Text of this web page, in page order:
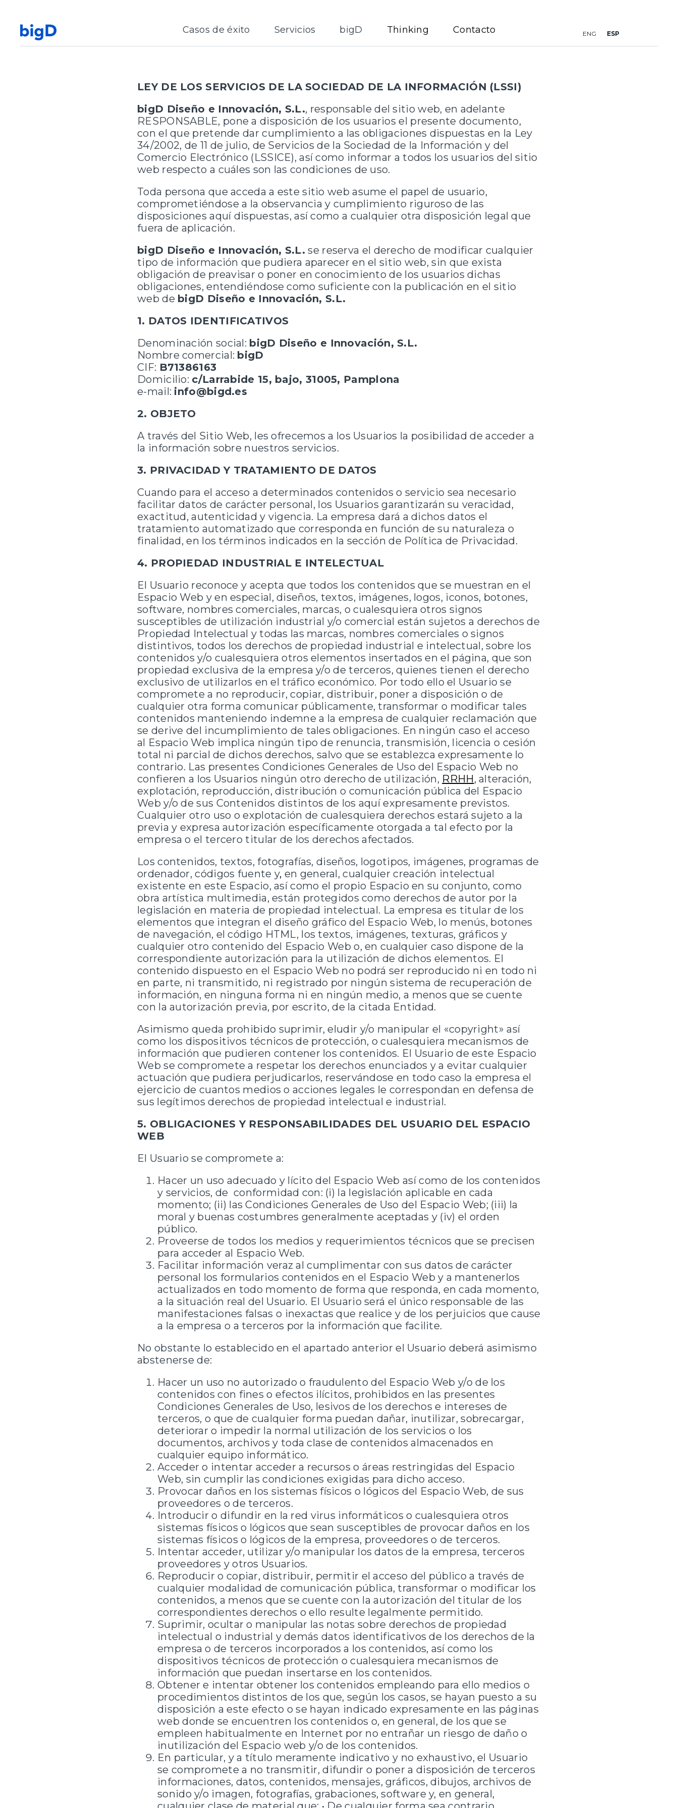
Casos de éxito Servicios bigD Thinking Contacto ENG ESP
LEY DE LOS SERVICIOS DE LA SOCIEDAD DE LA INFORMACIÓN (LSSI)
bigD Diseño e Innovación, S.L., responsable del sitio web, en adelante
RESPONSABLE, pone a disposición de los usuarios el presente documento,
con el que pretende dar cumplimiento a las obligaciones dispuestas en la Ley
34/2002, de 11 de julio, de Servicios de la Sociedad de la Información y del
Comercio Electrónico (LSSICE), así como informar a todos los usuarios del sitio
web respecto a cuáles son las condiciones de uso.
Toda persona que acceda a este sitio web asume el papel de usuario,
comprometiéndose a la observancia y cumplimiento riguroso de las
disposiciones aquí dispuestas, así como a cualquier otra disposición legal que
fuera de aplicación.
bigD Diseño e Innovación, S.L. se reserva el derecho de modificar cualquier
tipo de información que pudiera aparecer en el sitio web, sin que exista
obligación de preavisar o poner en conocimiento de los usuarios dichas
obligaciones, entendiéndose como suficiente con la publicación en el sitio
web de bigD Diseño e Innovación, S.L.
1. DATOS IDENTIFICATIVOS
Denominación social: bigD Diseño e Innovación, S.L.
Nombre comercial: bigD
CIF: B71386163
Domicilio: c/Larrabide 15, bajo, 31005, Pamplona
e-mail: info@bigd.es
2. OBJETO
A través del Sitio Web, les ofrecemos a los Usuarios la posibilidad de acceder a
la información sobre nuestros servicios.
3. PRIVACIDAD Y TRATAMIENTO DE DATOS
Cuando para el acceso a determinados contenidos o servicio sea necesario
facilitar datos de carácter personal, los Usuarios garantizarán su veracidad,
exactitud, autenticidad y vigencia. La empresa dará a dichos datos el
tratamiento automatizado que corresponda en función de su naturaleza o
finalidad, en los términos indicados en la sección de Política de Privacidad.
4. PROPIEDAD INDUSTRIAL E INTELECTUAL
El Usuario reconoce y acepta que todos los contenidos que se muestran en el
Espacio Web y en especial, diseños, textos, imágenes, logos, iconos, botones,
software, nombres comerciales, marcas, o cualesquiera otros signos
susceptibles de utilización industrial y/o comercial están sujetos a derechos de
Propiedad Intelectual y todas las marcas, nombres comerciales o signos
distintivos, todos los derechos de propiedad industrial e intelectual, sobre los
contenidos y/o cualesquiera otros elementos insertados en el página, que son
propiedad exclusiva de la empresa y/o de terceros, quienes tienen el derecho
exclusivo de utilizarlos en el tráfico económico. Por todo ello el Usuario se
compromete a no reproducir, copiar, distribuir, poner a disposición o de
cualquier otra forma comunicar públicamente, transformar o modificar tales
contenidos manteniendo indemne a la empresa de cualquier reclamación que
se derive del incumplimiento de tales obligaciones. En ningún caso el acceso
al Espacio Web implica ningún tipo de renuncia, transmisión, licencia o cesión
total ni parcial de dichos derechos, salvo que se establezca expresamente lo
contrario. Las presentes Condiciones Generales de Uso del Espacio Web no
confieren a los Usuarios ningún otro derecho de utilización, RRHH, alteración,
explotación, reproducción, distribución o comunicación pública del Espacio
Web y/o de sus Contenidos distintos de los aquí expresamente previstos.
Cualquier otro uso o explotación de cualesquiera derechos estará sujeto a la
previa y expresa autorización específicamente otorgada a tal efecto por la
empresa o el tercero titular de los derechos afectados.
Los contenidos, textos, fotografías, diseños, logotipos, imágenes, programas de
ordenador, códigos fuente y, en general, cualquier creación intelectual
existente en este Espacio, así como el propio Espacio en su conjunto, como
obra artística multimedia, están protegidos como derechos de autor por la
legislación en materia de propiedad intelectual. La empresa es titular de los
elementos que integran el diseño gráfico del Espacio Web, lo menús, botones
de navegación, el código HTML, los textos, imágenes, texturas, gráficos y
cualquier otro contenido del Espacio Web o, en cualquier caso dispone de la
correspondiente autorización para la utilización de dichos elementos. El
contenido dispuesto en el Espacio Web no podrá ser reproducido ni en todo ni
en parte, ni transmitido, ni registrado por ningún sistema de recuperación de
información, en ninguna forma ni en ningún medio, a menos que se cuente
con la autorización previa, por escrito, de la citada Entidad.
Asimismo queda prohibido suprimir, eludir y/o manipular el «copyright» así
como los dispositivos técnicos de protección, o cualesquiera mecanismos de
información que pudieren contener los contenidos. El Usuario de este Espacio
Web se compromete a respetar los derechos enunciados y a evitar cualquier
actuación que pudiera perjudicarlos, reservándose en todo caso la empresa el
ejercicio de cuantos medios o acciones legales le correspondan en defensa de
sus legítimos derechos de propiedad intelectual e industrial.
5. OBLIGACIONES Y RESPONSABILIDADES DEL USUARIO DEL ESPACIO
WEB
El Usuario se compromete a:
Hacer un uso adecuado y lícito del Espacio Web así como de los contenidos
y servicios, de conformidad con: (i) la legislación aplicable en cada
momento; (ii) las Condiciones Generales de Uso del Espacio Web; (iii) la
moral y buenas costumbres generalmente aceptadas y (iv) el orden
público.
Proveerse de todos los medios y requerimientos técnicos que se precisen
para acceder al Espacio Web.
Facilitar información veraz al cumplimentar con sus datos de carácter
personal los formularios contenidos en el Espacio Web y a mantenerlos
actualizados en todo momento de forma que responda, en cada momento,
a la situación real del Usuario. El Usuario será el único responsable de las
manifestaciones falsas o inexactas que realice y de los perjuicios que cause
a la empresa o a terceros por la información que facilite.
No obstante lo establecido en el apartado anterior el Usuario deberá asimismo
abstenerse de:
Hacer un uso no autorizado o fraudulento del Espacio Web y/o de los
contenidos con fines o efectos ilícitos, prohibidos en las presentes
Condiciones Generales de Uso, lesivos de los derechos e intereses de
terceros, o que de cualquier forma puedan dañar, inutilizar, sobrecargar,
deteriorar o impedir la normal utilización de los servicios o los
documentos, archivos y toda clase de contenidos almacenados en
cualquier equipo informático.
Acceder o intentar acceder a recursos o áreas restringidas del Espacio
Web, sin cumplir las condiciones exigidas para dicho acceso.
Provocar daños en los sistemas físicos o lógicos del Espacio Web, de sus
proveedores o de terceros.
Introducir o difundir en la red virus informáticos o cualesquiera otros
sistemas físicos o lógicos que sean susceptibles de provocar daños en los
sistemas físicos o lógicos de la empresa, proveedores o de terceros.
Intentar acceder, utilizar y/o manipular los datos de la empresa, terceros
proveedores y otros Usuarios.
Reproducir o copiar, distribuir, permitir el acceso del público a través de
cualquier modalidad de comunicación pública, transformar o modificar los
contenidos, a menos que se cuente con la autorización del titular de los
correspondientes derechos o ello resulte legalmente permitido.
Suprimir, ocultar o manipular las notas sobre derechos de propiedad
intelectual o industrial y demás datos identificativos de los derechos de la
empresa o de terceros incorporados a los contenidos, así como los
dispositivos técnicos de protección o cualesquiera mecanismos de
información que puedan insertarse en los contenidos.
Obtener e intentar obtener los contenidos empleando para ello medios o
procedimientos distintos de los que, según los casos, se hayan puesto a su
disposición a este efecto o se hayan indicado expresamente en las páginas
web donde se encuentren los contenidos o, en general, de los que se
empleen habitualmente en Internet por no entrañar un riesgo de daño o
inutilización del Espacio web y/o de los contenidos.
En particular, y a título meramente indicativo y no exhaustivo, el Usuario
se compromete a no transmitir, difundir o poner a disposición de terceros
informaciones, datos, contenidos, mensajes, gráficos, dibujos, archivos de
sonido y/o imagen, fotografías, grabaciones, software y, en general,